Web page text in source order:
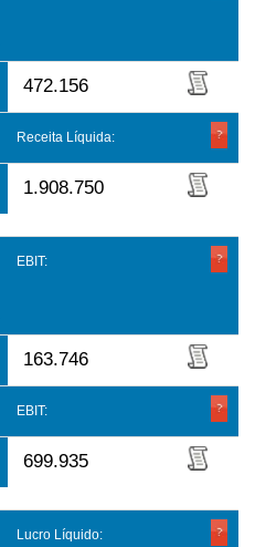
472.156
Receita Líquida:
1.908.750
EBIT:
163.746
EBIT:
699.935
Lucro Líquido: